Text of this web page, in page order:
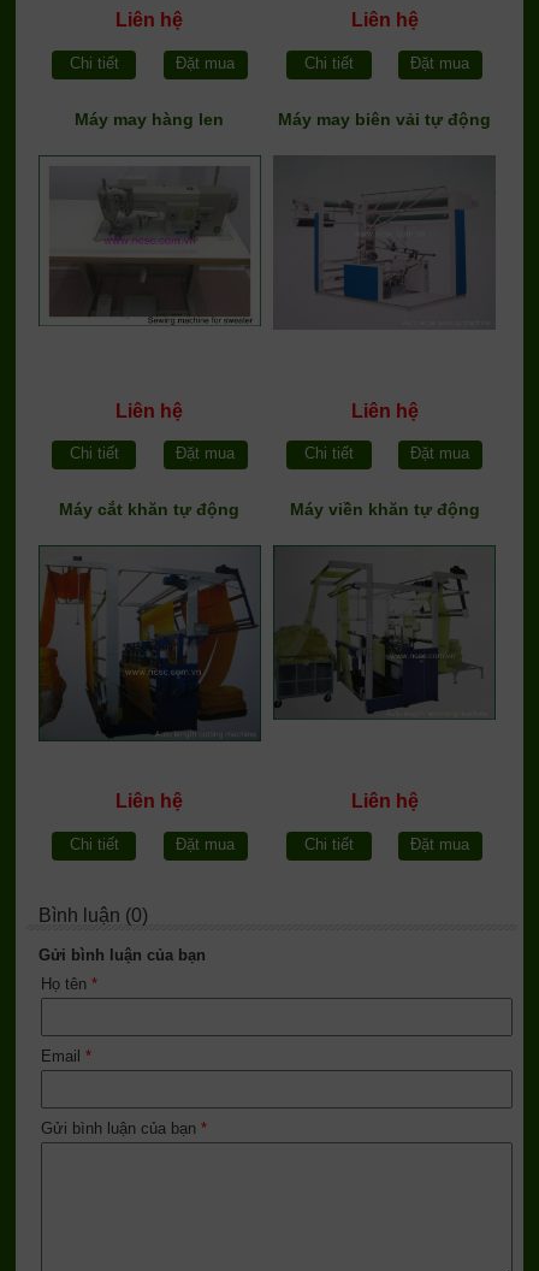
Liên hệ
Chi tiết Đặt mua
Liên hệ
Chi tiết Đặt mua
Máy may hàng len
Liên hệ
Chi tiết Đặt mua
Máy may biên vải tự động
Liên hệ
Chi tiết Đặt mua
Máy cắt khăn tự động
Liên hệ
Chi tiết Đặt mua
Máy viền khăn tự động
Liên hệ
Chi tiết Đặt mua
Bình luận (0)
Gửi bình luận của bạn
Họ tên *
Email *
Gửi bình luận của bạn *